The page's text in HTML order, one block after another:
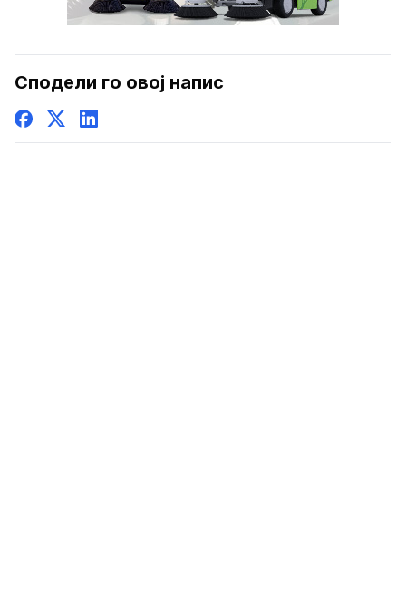
Сподели го овој напис